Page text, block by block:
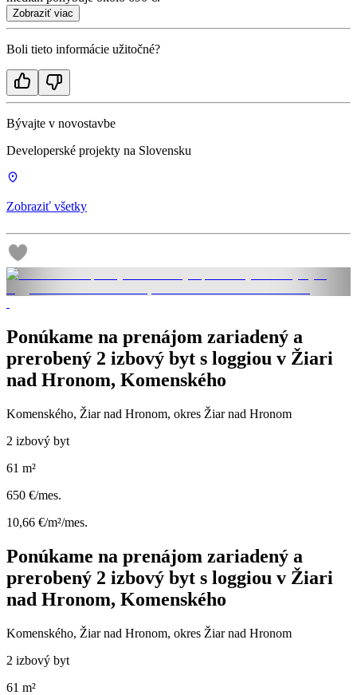
Zobraziť viac
Boli tieto informácie užitočné?
Bývajte v novostavbe
Developerské projekty na Slovensku
Zobraziť všetky
Ponúkame na prenájom zariadený a
prerobený 2 izbový byt s loggiou v Žiari
nad Hronom, Komenského
Komenského, Žiar nad Hronom, okres Žiar nad Hronom
2 izbový byt
61 m²
650 €/mes.
10,66 €/m²/mes.
Ponúkame na prenájom zariadený a
prerobený 2 izbový byt s loggiou v Žiari
nad Hronom, Komenského
Komenského, Žiar nad Hronom, okres Žiar nad Hronom
2 izbový byt
61 m²